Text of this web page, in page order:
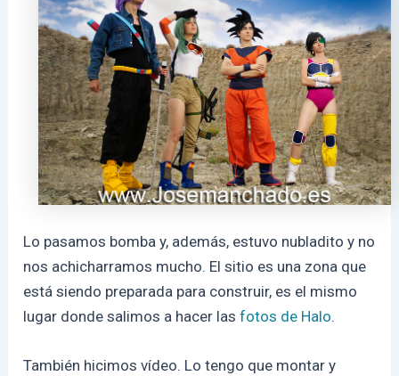
Lo pasamos bomba y, además, estuvo nubladito y no
nos achicharramos mucho. El sitio es una zona que
está siendo preparada para construir, es el mismo
lugar donde salimos a hacer lasfotos de Halo.
También hicimos vídeo. Lo tengo que montar y